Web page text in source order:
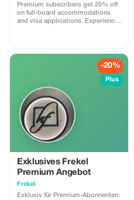
Premium subscribers get 20% off
on full-board accommodations
and visa applications. Experience
-20%
Plus
Exklusives Frekel
Premium Angebot
Frekel
Exklusiv für Premium-Abonnenten: